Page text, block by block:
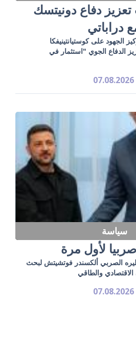
دفاع دونيتسك
دراباتي
الجهود على كوستيانتينيفكا
الدفاع الجوي "استثمار في
07.08.2026
سياسة
لأول مرة
الصربي ألكسندر فوتشيتش لبحث
الاقتصادي والطاقي
07.08.2026